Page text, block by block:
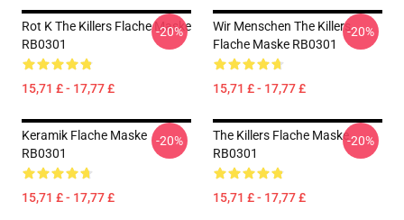
Rot K The Killers Flache Maske
RB0301
15,71 £ - 17,77 £
-20%
Wir Menschen The Killers
Flache Maske RB0301
15,71 £ - 17,77 £
-20%
Keramik Flache Maske
RB0301
15,71 £ - 17,77 £
-20%
The Killers Flache Maske
RB0301
15,71 £ - 17,77 £
-20%